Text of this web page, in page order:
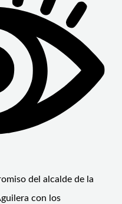
del alcalde de la
con los